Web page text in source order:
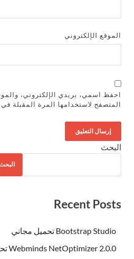
الموقع الإلكتروني
احفظ اسمي، بريدي الإلكتروني،
المتصفح لاستخدامها المرة المقبلة
البحث
Recent Posts
Bootstrap Studio تحميل مجاني
Webminds NetOptimizer 2.0.0 تحميل مجاني